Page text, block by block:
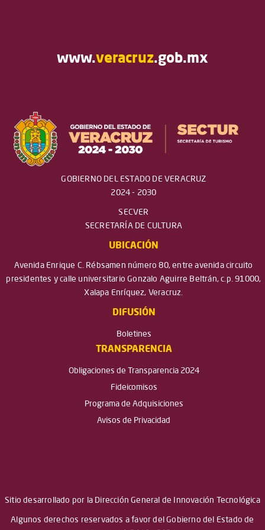
www.veracruz.gob.mx
GOBIERNO DEL ESTADO DE VERACRUZ
2024 - 2030
SECVER
SECRETARÍA DE CULTURA
UBICACIÓN
Avenida Enrique C. Rébsamen número 80, entre avenida circuito
presidentes y calle universitario Gonzalo Aguirre Beltrán, c.p. 91000,
Xalapa Enríquez, Veracruz.
DIFUSIÓN
Boletines
TRANSPARENCIA
Obligaciones de Transparencia 2024
Fideicomisos
Programa de Adquisiciones
Avisos de Privacidad
Sitio desarrollado por la Dirección General de Innovación Tecnológica
Algunos derechos reservados a favor del Gobierno del Estado de